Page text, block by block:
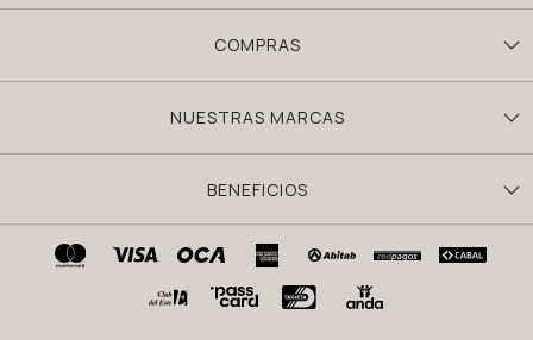
COMPRAS
NUESTRAS MARCAS
BENEFICIOS